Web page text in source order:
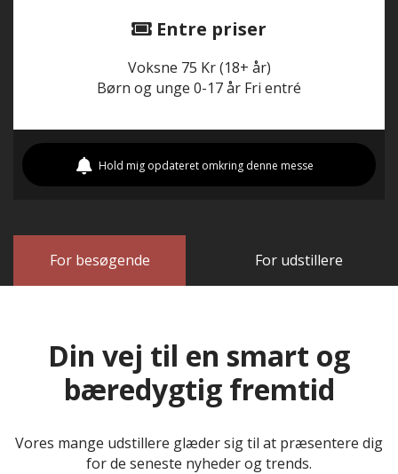
Entre priser
Voksne 75 Kr (18+ år)
Børn og unge 0-17 år Fri entré
Hold mig opdateret omkring denne messe
For besøgende For udstillere
Din vej til en smart og
bæredygtig fremtid
Vores mange udstillere glæder sig til at præsentere dig
for de seneste nyheder og trends.